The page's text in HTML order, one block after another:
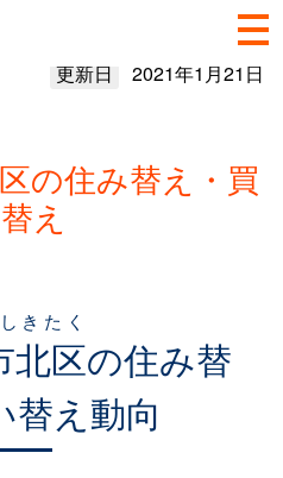
更新日 2021年1月21日
の住み替え・買
え
北区
きたく
の住み替
替え動向